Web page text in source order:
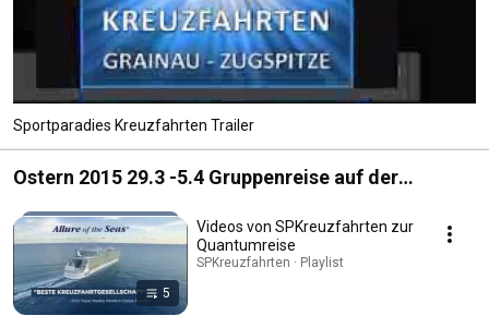
Sportparadies Kreuzfahrten Trailer
Ostern 2015 29.3 -5.4 Gruppenreise auf der
5
Videos von SPKreuzfahrten zur
Quantumreise
SPKreuzfahrten · Playlist